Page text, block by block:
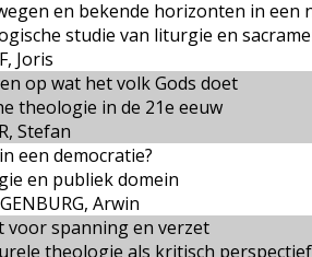
en bekende horizonten in een
studie van liturgie en
Joris
op wat het volk Gods doet
theologie in de 21e eeuw
Stefan
een democratie?
en publiek domein
Arwin
voor spanning en verzet
theologie als kritisch